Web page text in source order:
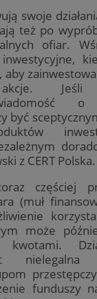
swoje
też po
ofiar.
akcje. Jeśli
o
być
z CERT Polska.
częściej
(muł
może
funduszy